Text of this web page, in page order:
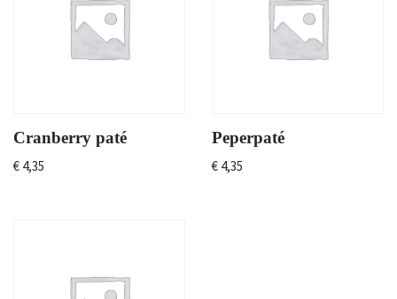
Cranberry paté
€ 4,35
Peperpaté
€ 4,35